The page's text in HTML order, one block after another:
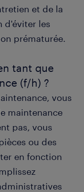
et de la
d'éviter les
prématurée.
tant que
(f/h) ?
vous
maintenance
pas, vous
ou des
en fonction